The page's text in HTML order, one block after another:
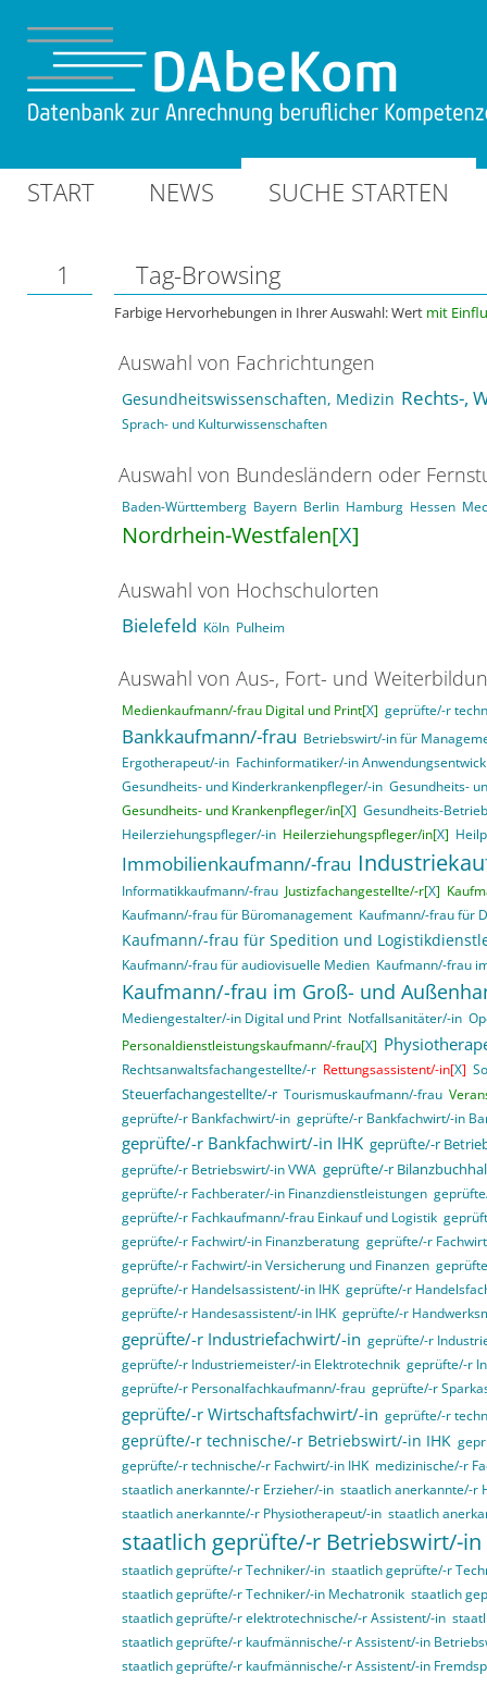
START NEWS SUCHE STARTEN
1 Tag-Browsing
Farbige Hervorhebungen in Ihrer Auswahl: Wert mit
Auswahl von Fachrichtungen
Gesundheitswissenschaften, Medizin Rechts-,
Sprach- und Kulturwissenschaften
Auswahl von Bundesländern oder
Baden-Württemberg Bayern Berlin Hamburg Hessen
Nordrhein-Westfalen[X]
Auswahl von Hochschulorten
Bielefeld Köln Pulheim
Auswahl von Aus-, Fort- und
Medienkaufmann/-frau Digital und Print[X] geprüfte/-r
Bankkaufmann/-frau Betriebswirt/-in für
Ergotherapeut/-in Fachinformatiker/-in
Gesundheits- und Kinderkrankenpfleger/-in Gesundheits-
Gesundheits- und Krankenpfleger/in[X] Gesundheits-
Heilerziehungspfleger/-in Heilerziehungspfleger/in[X]
Immobilienkaufmann/-frau
Informatikkaufmann/-frau Justizfachangestellte/-r[X]
Kaufmann/-frau für Büromanagement Kaufmann/-frau für
Kaufmann/-frau für Spedition und
Kaufmann/-frau für audiovisuelle Medien Kaufmann/-frau
Kaufmann/-frau im Groß- und
Mediengestalter/-in Digital und Print Notfallsanitäter/-in
Personaldienstleistungskaufmann/-frau[X]
Rechtsanwaltsfachangestellte/-r Rettungsassistent/-in[X]
Steuerfachangestellte/-r Tourismuskaufmann/-frau
geprüfte/-r Bankfachwirt/-in geprüfte/-r Bankfachwirt/-in
geprüfte/-r Bankfachwirt/-in IHK geprüfte/-r
geprüfte/-r Betriebswirt/-in VWA geprüfte/-r
geprüfte/-r Fachberater/-in Finanzdienstleistungen
geprüfte/-r Fachkaufmann/-frau Einkauf und Logistik
geprüfte/-r Fachwirt/-in Finanzberatung geprüfte/-r
geprüfte/-r Fachwirt/-in Versicherung und Finanzen
geprüfte/-r Handelsassistent/-in IHK geprüfte/-r
geprüfte/-r Handesassistent/-in IHK geprüfte/-r
geprüfte/-r Industriefachwirt/-in geprüfte/-r
geprüfte/-r Industriemeister/-in Elektrotechnik geprüfte/-r
geprüfte/-r Personalfachkaufmann/-frau geprüfte/-r
geprüfte/-r Wirtschaftsfachwirt/-in geprüfte/-r
geprüfte/-r technische/-r Betriebswirt/-in IHK
geprüfte/-r technische/-r Fachwirt/-in IHK medizinische/-r
staatlich anerkannte/-r Erzieher/-in staatlich anerkannte/-r
staatlich anerkannte/-r Physiotherapeut/-in staatlich
staatlich geprüfte/-r Betriebswirt/-in
staatlich geprüfte/-r Techniker/-in staatlich geprüfte/-r
staatlich geprüfte/-r Techniker/-in Mechatronik staatlich
staatlich geprüfte/-r elektrotechnische/-r Assistent/-in
staatlich geprüfte/-r kaufmännische/-r Assistent/-in
staatlich geprüfte/-r kaufmännische/-r Assistent/-in